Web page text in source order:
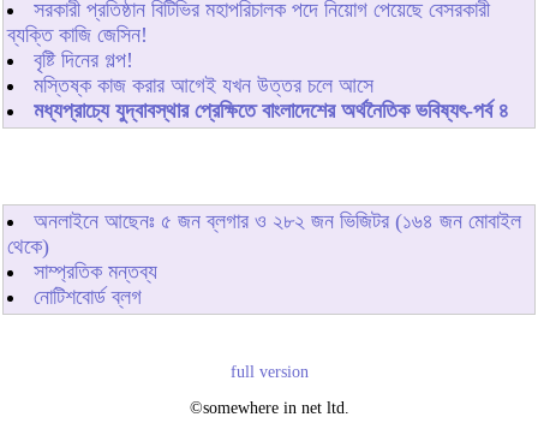
সরকারী প্রতিষ্ঠান বিটিভির মহাপরিচালক পদে নিয়োগ পেয়েছে বেসরকারী
ব্যক্তি কাজি জেসিন!
বৃষ্টি দিনের গল্প!
মস্তিষ্ক কাজ করার আগেই যখন উত্তর চলে আসে
মধ্যপ্রাচ্যে যুদ্বাবস্থার প্রেক্ষিতে বাংলাদেশের অর্থনৈতিক ভবিষ্যৎ-পর্ব ৪
অনলাইনে আছেনঃ ৫ জন ব্লগার ও ২৮২ জন ভিজিটর (১৬৪ জন মোবাইল
থেকে)
সাম্প্রতিক মন্তব্য
নোটিশবোর্ড ব্লগ
full version
©somewhere in net ltd.